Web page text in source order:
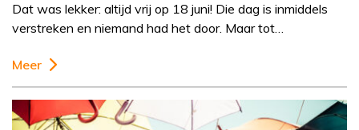
Dat was lekker: altijd vrij op 18 juni! Die dag is inmiddels
verstreken en niemand had het door. Maar tot…
Meer